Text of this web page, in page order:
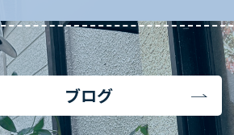
ブログ